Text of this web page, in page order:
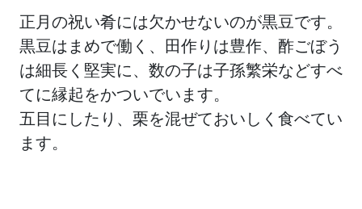
正月の祝い肴には欠かせないのが黒豆です。
黒豆はまめで働く、田作りは豊作、酢ごぼう
は細長く堅実に、数の子は子孫繁栄などすべ
てに縁起をかついでいます。
五目にしたり、栗を混ぜておいしく食べてい
ます。